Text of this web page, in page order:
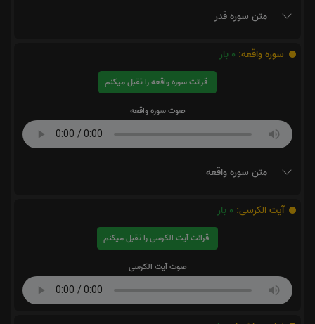
متن سوره قدر
سوره واقعه: 0 بار
قرائت سوره واقعه را تقبل میکنم
صوت سوره واقعه
متن سوره واقعه
آیت الکرسی: 0 بار
قرائت آیت الکرسی را تقبل میکنم
صوت آیت الکرسی